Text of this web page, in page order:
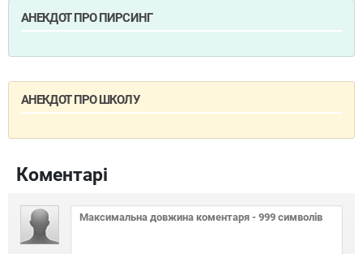
АНЕКДОТ ПРО ПИРСИНГ
АНЕКДОТ ПРО ШКОЛУ
Коментарі